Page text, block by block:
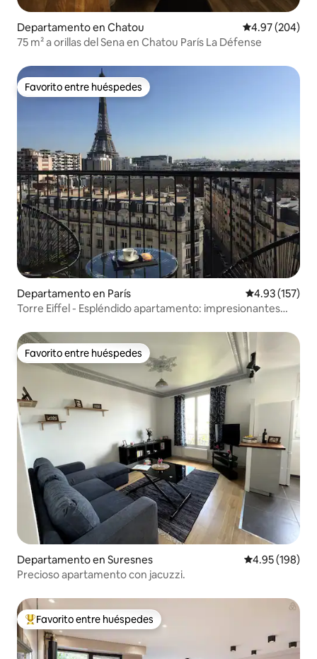
Departamento en Chatou Calificación
4.97 (204)
75 m² a orillas del Sena en Chatou París La Défense
Favorito entre huéspedes
Favorito entre huéspedes
Departamento en París Calificación
4.93 (157)
Torre Eiffel - Espléndido apartamento: impresionantes
Favorito entre huéspedes
Favorito entre huéspedes
Departamento en Suresnes Calificación
4.95 (198)
Precioso apartamento con jacuzzi.
De los mejores en Favorito entre huéspedes
Favorito entre huéspedes